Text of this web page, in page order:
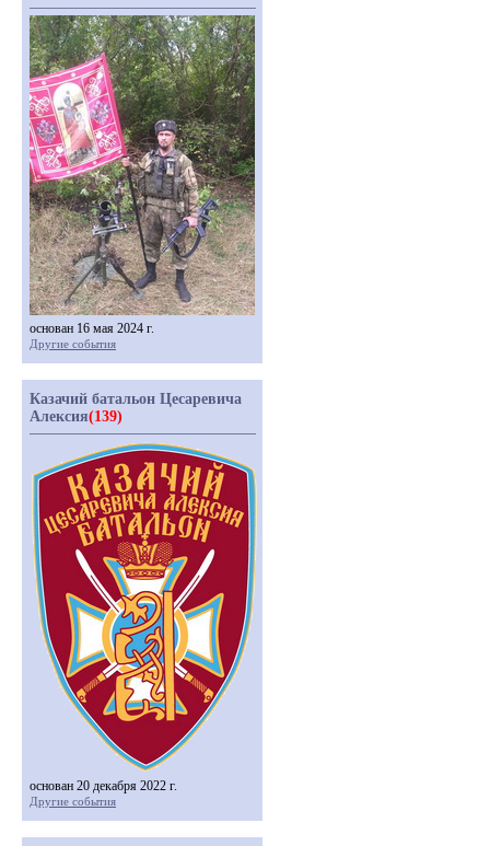
основан 16 мая 2024 г.
Другие события
Казачий батальон Цесаревича
Алексия(139)
основан 20 декабря 2022 г.
Другие события